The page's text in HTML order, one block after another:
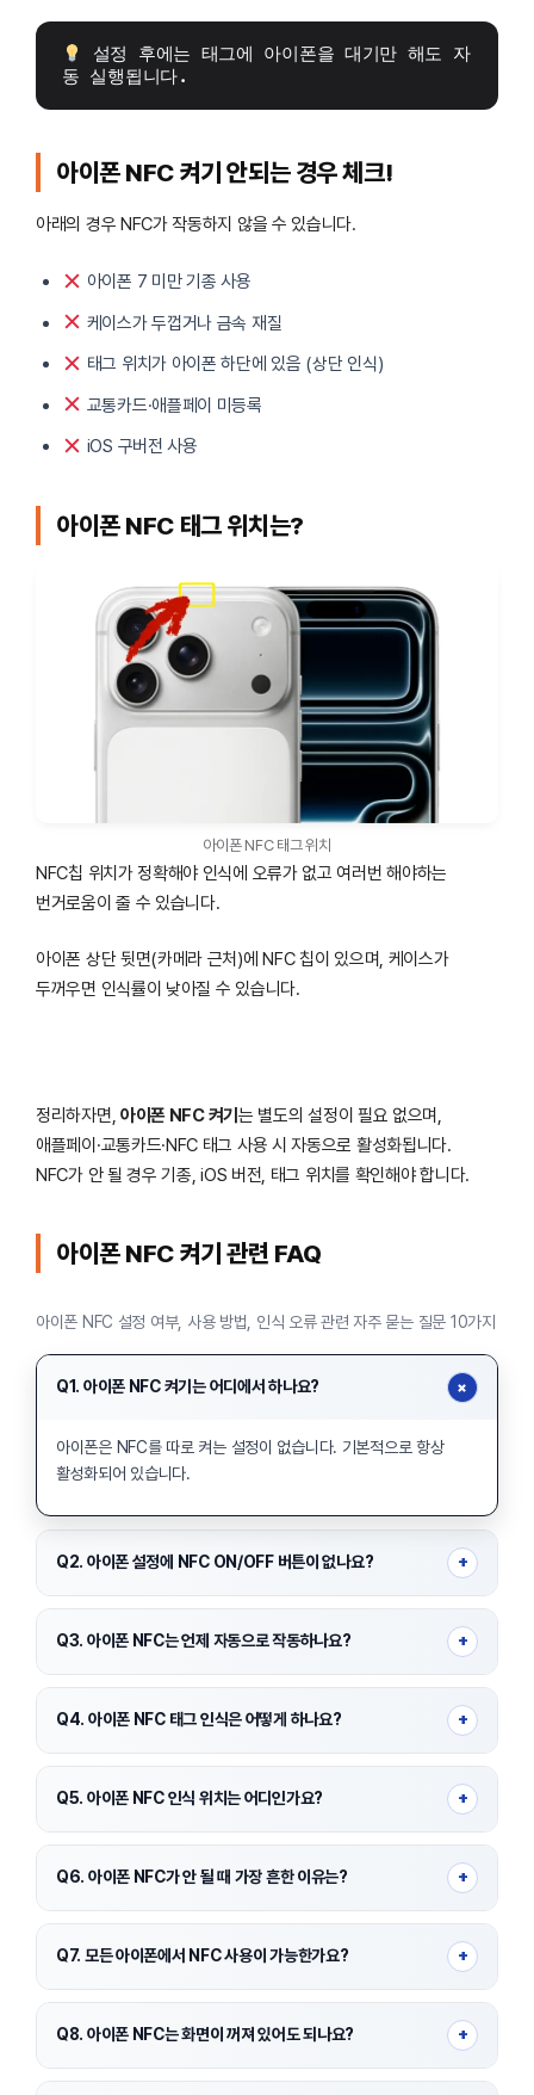
설정 후에는 태그에 아이폰을 대기만 해도 자
동 실행됩니다.
아이폰 NFC 켜기 안되는 경우 체크!
아래의 경우 NFC가 작동하지 않을 수 있습니다.
아이폰 7 미만 기종 사용
케이스가 두껍거나 금속 재질
태그 위치가 아이폰 하단에 있음 (상단 인식)
교통카드·애플페이 미등록
iOS 구버전 사용
아이폰 NFC 태그 위치는?
아이폰 NFC 태그 위치
NFC칩 위치가 정확해야 인식에 오류가 없고 여러번 해야하는
번거로움이 줄 수 있습니다.
아이폰 상단 뒷면(카메라 근처)에 NFC 칩이 있으며, 케이스가
두꺼우면 인식률이 낮아질 수 있습니다.
정리하자면, 아이폰 NFC 켜기 는 별도의 설정이 필요 없으며,
애플페이·교통카드·NFC 태그 사용 시 자동으로 활성화됩니다.
NFC가 안 될 경우 기종, iOS 버전, 태그 위치를 확인해야 합니다.
아이폰 NFC 켜기 관련 FAQ
아이폰 NFC 설정 여부, 사용 방법, 인식 오류 관련 자주 묻는 질문 10가지
Q1. 아이폰 NFC 켜기는 어디에서 하나요? +
아이폰은 NFC를 따로 켜는 설정이 없습니다. 기본적으로 항상
활성화되어 있습니다.
Q2. 아이폰 설정에 NFC ON/OFF 버튼이 없나요? +
네. 아이폰은 보안 정책상 NFC를 직접 켜거나 끄는 토글 메뉴를
제공하지 않습니다.
Q3. 아이폰 NFC는 언제 자동으로 작동하나요? +
애플페이 결제, 교통카드 태그, NFC 태그 인식 기능을 사용할 때
자동으로 작동합니다.
Q4. 아이폰 NFC 태그 인식은 어떻게 하나요? +
제어센터에서 NFC 태그 리더기를 실행하거나, 최신 모델은 태그에
가까이 대면 자동 인식됩니다.
Q5. 아이폰 NFC 인식 위치는 어디인가요? +
아이폰 뒷면 상단(카메라 근처)을 단말기나 태그에 가까이 대야
합니다.
Q6. 아이폰 NFC가 안 될 때 가장 흔한 이유는? +
두꺼운 케이스, 카드 수납형 케이스, 잘못된 태그 위치가 가장 흔한
원인입니다.
Q7. 모든 아이폰에서 NFC 사용이 가능한가요? +
iPhone XS/XR 이후 모델부터 확장 NFC 기능을 지원합니다.
Q8. 아이폰 NFC는 화면이 꺼져 있어도 되나요?
+
교통카드나 애플페이는 화면이 꺼진 상태에서도 NFC 사용이